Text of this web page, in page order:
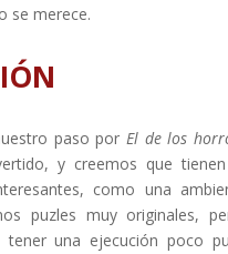
se merece.
paso por El de los
y creemos que
como una
puzles muy originales,
una ejecución poco